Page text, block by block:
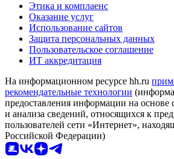
Этика и комплаенс
Оказание услуг
Использование сайтов
Защита персональных данных
Пользовательское соглашение
ИТ аккредитация
На информационном ресурсе hh.ru
рекомендательные технологии
предоставления информации на основе
и анализа сведений, относящихся к
пользователей сети «Интернет»,
Российской Федерации)